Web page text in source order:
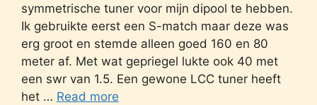
symmetrische tuner voor mijn dipool te hebben.
Ik gebruikte eerst een S-match maar deze was
erg groot en stemde alleen goed 160 en 80
meter af. Met wat gepriegel lukte ook 40 met
een swr van 1.5. Een gewone LCC tuner heeft
het … Read more